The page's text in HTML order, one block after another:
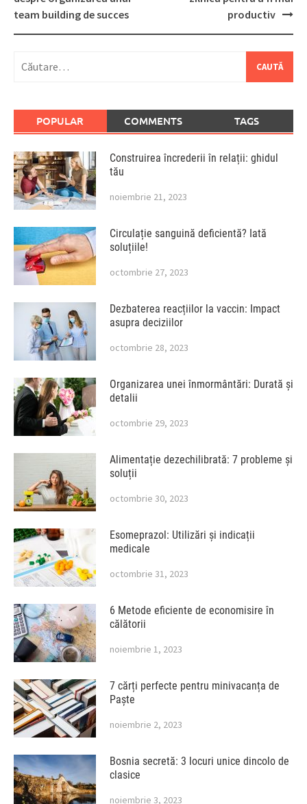
team building de succes
productiv
după:
POPULAR COMMENTS TAGS
Construirea încrederii în relații: ghidul
tău
noiembrie 21, 2023
Circulație sanguină deficientă? Iată
soluțiile!
octombrie 27, 2023
Dezbaterea reacțiilor la vaccin: Impact
asupra deciziilor
octombrie 28, 2023
Organizarea unei înmormântări: Durată și
detalii
octombrie 29, 2023
Alimentație dezechilibrată: 7 probleme și
soluții
octombrie 30, 2023
Esomeprazol: Utilizări și indicații
medicale
octombrie 31, 2023
6 Metode eficiente de economisire în
călătorii
noiembrie 1, 2023
7 cărți perfecte pentru minivacanța de
Paște
noiembrie 2, 2023
Bosnia secretă: 3 locuri unice dincolo de
clasice
noiembrie 3, 2023